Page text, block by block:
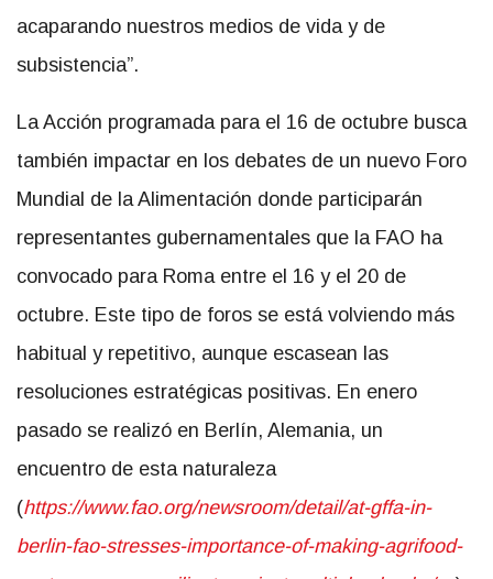
acaparando nuestros medios de vida y de
subsistencia”.
La Acción programada para el 16 de octubre busca
también impactar en los debates de un nuevo Foro
Mundial de la Alimentación donde participarán
representantes gubernamentales que la FAO ha
convocado para Roma entre el 16 y el 20 de
octubre. Este tipo de foros se está volviendo más
habitual y repetitivo, aunque escasean las
resoluciones estratégicas positivas. En enero
pasado se realizó en Berlín, Alemania, un
encuentro de esta naturaleza
(https://www.fao.org/newsroom/detail/at-gffa-in-
berlin-fao-stresses-importance-of-making-agrifood-